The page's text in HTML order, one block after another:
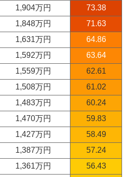
1,904万円
73.38
1,848万円
71.63
1,631万円
64.86
1,592万円
63.64
1,559万円
62.61
1,508万円
61.02
1,483万円
60.24
1,470万円
59.83
1,427万円
58.49
1,387万円
57.24
1,361万円
56.43